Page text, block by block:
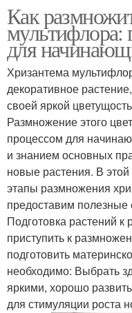
Как
мультифлора:
для
Хризантема
декоративное
своей яркой
Размножение этого
процессом для
и знанием основных
новые растения. В
этапы размножения
предоставим
Подготовка растений
приступить к
подготовить
необходимо: Выбрать
яркими, хорошо
для стимуляции роста